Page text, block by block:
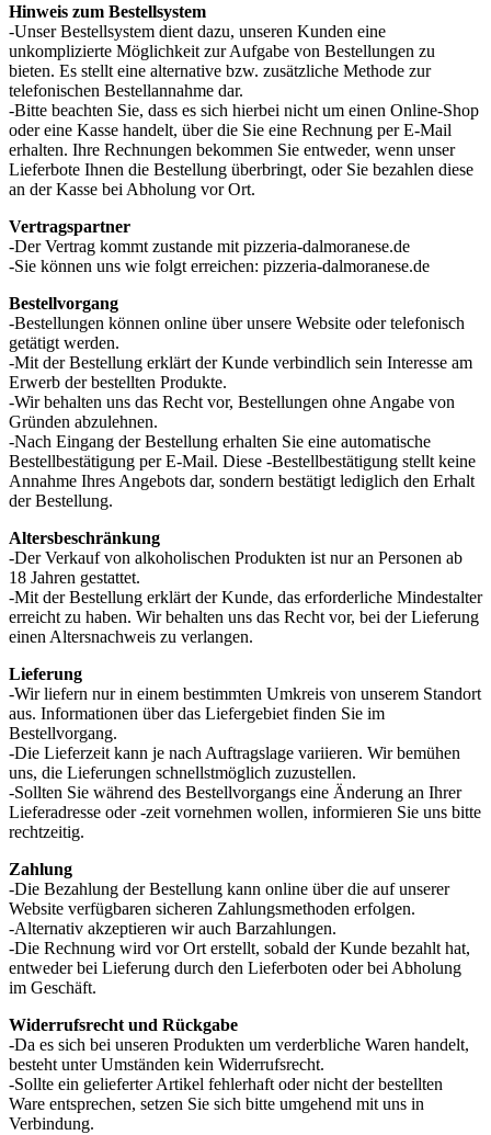
Hinweis zum Bestellsystem
-Unser Bestellsystem dient dazu, unseren Kunden eine
unkomplizierte Möglichkeit zur Aufgabe von Bestellungen zu
bieten. Es stellt eine alternative bzw. zusätzliche Methode zur
telefonischen Bestellannahme dar.
-Bitte beachten Sie, dass es sich hierbei nicht um einen Online-Shop
oder eine Kasse handelt, über die Sie eine Rechnung per E-Mail
erhalten. Ihre Rechnungen bekommen Sie entweder, wenn unser
Lieferbote Ihnen die Bestellung überbringt, oder Sie bezahlen diese
an der Kasse bei Abholung vor Ort.
Vertragspartner
-Der Vertrag kommt zustande mit pizzeria-dalmoranese.de
-Sie können uns wie folgt erreichen: pizzeria-dalmoranese.de
Bestellvorgang
-Bestellungen können online über unsere Website oder telefonisch
getätigt werden.
-Mit der Bestellung erklärt der Kunde verbindlich sein Interesse am
Erwerb der bestellten Produkte.
-Wir behalten uns das Recht vor, Bestellungen ohne Angabe von
Gründen abzulehnen.
-Nach Eingang der Bestellung erhalten Sie eine automatische
Bestellbestätigung per E-Mail. Diese -Bestellbestätigung stellt keine
Annahme Ihres Angebots dar, sondern bestätigt lediglich den Erhalt
der Bestellung.
Altersbeschränkung
-Der Verkauf von alkoholischen Produkten ist nur an Personen ab
18 Jahren gestattet.
-Mit der Bestellung erklärt der Kunde, das erforderliche Mindestalter
erreicht zu haben. Wir behalten uns das Recht vor, bei der Lieferung
einen Altersnachweis zu verlangen.
Lieferung
-Wir liefern nur in einem bestimmten Umkreis von unserem Standort
aus. Informationen über das Liefergebiet finden Sie im
Bestellvorgang.
-Die Lieferzeit kann je nach Auftragslage variieren. Wir bemühen
uns, die Lieferungen schnellstmöglich zuzustellen.
-Sollten Sie während des Bestellvorgangs eine Änderung an Ihrer
Lieferadresse oder -zeit vornehmen wollen, informieren Sie uns bitte
rechtzeitig.
Zahlung
-Die Bezahlung der Bestellung kann online über die auf unserer
Website verfügbaren sicheren Zahlungsmethoden erfolgen.
-Alternativ akzeptieren wir auch Barzahlungen.
-Die Rechnung wird vor Ort erstellt, sobald der Kunde bezahlt hat,
entweder bei Lieferung durch den Lieferboten oder bei Abholung
im Geschäft.
Widerrufsrecht und Rückgabe
-Da es sich bei unseren Produkten um verderbliche Waren handelt,
besteht unter Umständen kein Widerrufsrecht.
-Sollte ein gelieferter Artikel fehlerhaft oder nicht der bestellten
Ware entsprechen, setzen Sie sich bitte umgehend mit uns in
Verbindung.